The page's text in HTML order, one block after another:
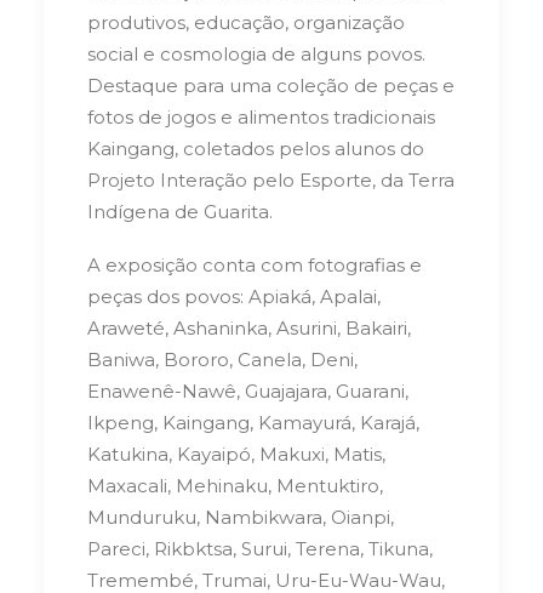
produtivos, educação, organização
social e cosmologia de alguns povos.
Destaque para uma coleção de peças e
fotos de jogos e alimentos tradicionais
Kaingang, coletados pelos alunos do
Projeto Interação pelo Esporte, da Terra
Indígena de Guarita.
A exposição conta com fotografias e
peças dos povos: Apiaká, Apalai,
Araweté, Ashaninka, Asurini, Bakairi,
Baniwa, Bororo, Canela, Deni,
Enawenê-Nawê, Guajajara, Guarani,
Ikpeng, Kaingang, Kamayurá, Karajá,
Katukina, Kayaipó, Makuxi, Matis,
Maxacali, Mehinaku, Mentuktiro,
Munduruku, Nambikwara, Oianpi,
Pareci, Rikbktsa, Surui, Terena, Tikuna,
Tremembé, Trumai, Uru-Eu-Wau-Wau,